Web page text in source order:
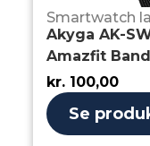
Smartwatch
Akyga AK-
Amazfit Band
kr. 100,00
Se